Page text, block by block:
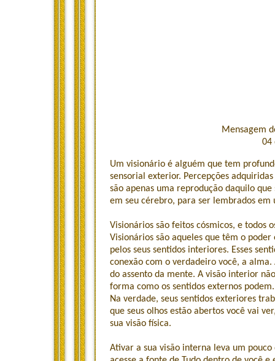
Mensagem
04
Um visionário é alguém que tem
sensorial exterior. Percepções
são apenas uma reprodução daquilo
em seu cérebro, para ser lembrados
Visionários são feitos cósmicos, e todos
Visionários são aqueles que têm o
pelos seus sentidos interiores. Esses
conexão com o verdadeiro você, a
do assento da mente. A visão interior
forma como os sentidos externos podem.
Na verdade, seus sentidos exteriores
que seus olhos estão abertos você vai
sua visão física.
Ativar a sua visão interna leva um